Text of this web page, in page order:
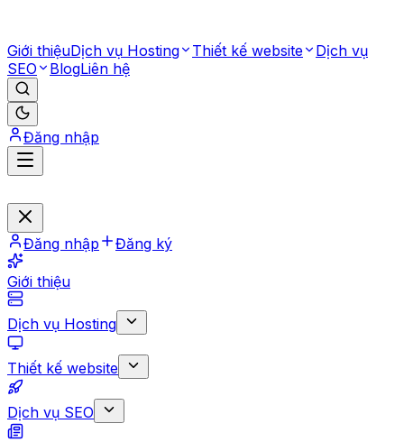
Giới thiệuDịch vụ Hosting Thiết kế website
Dịch vụ
SEO
BlogLiên hệ
Đăng nhập
Đăng nhập Đăng ký
Giới thiệu
Dịch vụ Hosting
Thiết kế website
Dịch vụ SEO